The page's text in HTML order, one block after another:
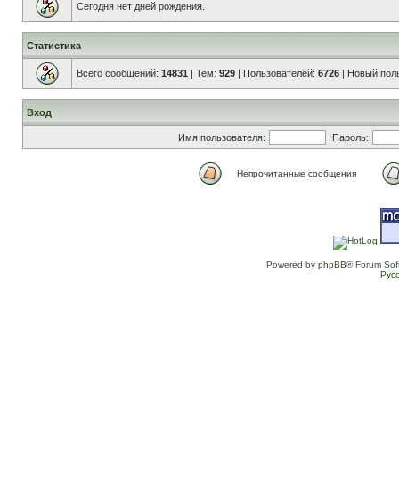
Сегодня нет дней рождения.
Статистика
Всего сообщений: 14831 | Тем: 929 | Пользователей: 6726 | Новый
Вход
Имя пользователя: Пароль:
Непрочитанные сообщения
Powered by phpBB® Forum